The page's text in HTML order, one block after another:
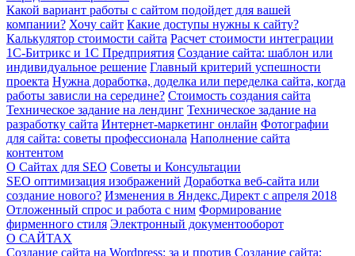
Какой вариант работы с сайтом подойдет для вашей
компании? Хочу сайт Какие доступы нужны к сайту?
Калькулятор стоимости сайта Расчет стоимости интеграции
1С-Битрикс и 1С Предприятия Создание сайта: шаблон или
индивидуальное решение Главный критерий успешности
проекта Нужна доработка, доделка или переделка сайта, когда
работы зависли на середине? Стоимость создания сайта
Техническое задание на лендинг Техническое задание на
разработку сайта Интернет-маркетинг онлайн Фотографии
для сайта: советы профессионала Наполнение сайта
контентом
О Сайтах для SEO Советы и Консультации
SEO оптимизация изображений Доработка веб-сайта или
создание нового? Изменения в Яндекс.Директ с апреля 2018
Отложенный спрос и работа с ним Формирование
фирменного стиля Электронный документооборот
О САЙТАХ
Создание сайта на Wordpress: за и против Создание сайта: